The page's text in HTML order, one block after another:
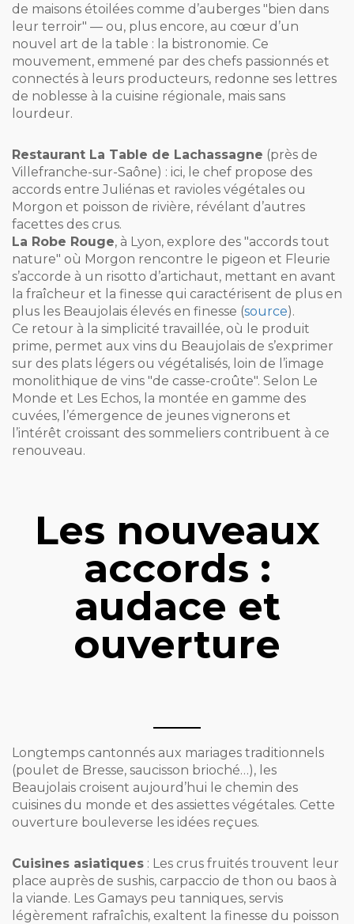
de maisons étoilées comme d’auberges "bien dans
leur terroir" — ou, plus encore, au cœur d’un
nouvel art de la table : la bistronomie. Ce
mouvement, emmené par des chefs passionnés et
connectés à leurs producteurs, redonne ses lettres
de noblesse à la cuisine régionale, mais sans
lourdeur.
Restaurant La Table de Lachassagne (près de
Villefranche-sur-Saône) : ici, le chef propose des
accords entre Juliénas et ravioles végétales ou
Morgon et poisson de rivière, révélant d’autres
facettes des crus.
La Robe Rouge, à Lyon, explore des "accords tout
nature" où Morgon rencontre le pigeon et Fleurie
s’accorde à un risotto d’artichaut, mettant en avant
la fraîcheur et la finesse qui caractérisent de plus en
plus les Beaujolais élevés en finesse (source).
Ce retour à la simplicité travaillée, où le produit
prime, permet aux vins du Beaujolais de s’exprimer
sur des plats légers ou végétalisés, loin de l’image
monolithique de vins "de casse-croûte". Selon Le
Monde et Les Echos, la montée en gamme des
cuvées, l’émergence de jeunes vignerons et
l’intérêt croissant des sommeliers contribuent à ce
renouveau.
Les nouveaux
accords :
audace et
ouverture
Longtemps cantonnés aux mariages traditionnels
(poulet de Bresse, saucisson brioché…), les
Beaujolais croisent aujourd’hui le chemin des
cuisines du monde et des assiettes végétales. Cette
ouverture bouleverse les idées reçues.
Cuisines asiatiques : Les crus fruités trouvent leur
place auprès de sushis, carpaccio de thon ou baos à
la viande. Les Gamays peu tanniques, servis
légèrement rafraîchis, exaltent la finesse du poisson